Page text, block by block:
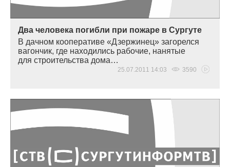
Два человека погибли при пожаре в Сургуте
В дачном кооперативе «Дзержинец» загорелся
вагончик, где находились рабочие, нанятые
для строительства дома…
25.07.2011 14:03 3590